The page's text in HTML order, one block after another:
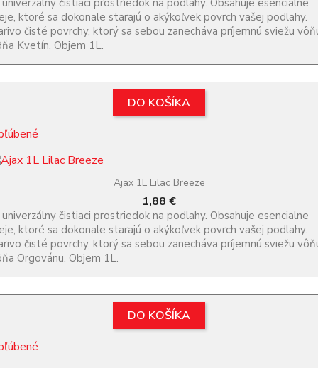
ktoré sa dokonale starajú o akýkoľvek povrch vašej podlahy.
čisté povrchy, ktorý sa sebou zanecháva príjemnú sviežu
Kvetín. Objem 1L.
DO KOŠÍKA
Ajax 1L Lilac Breeze
Cena
1,88 €
univerzálny čistiaci prostriedok na podlahy. Obsahuje esencialne
ktoré sa dokonale starajú o akýkoľvek povrch vašej podlahy.
čisté povrchy, ktorý sa sebou zanecháva príjemnú sviežu
Orgovánu. Objem 1L.
DO KOŠÍKA